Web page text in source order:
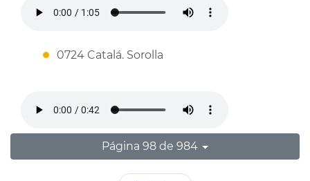
0724 Catalá. Sorolla
Página 98 de 984